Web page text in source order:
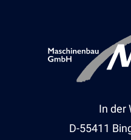
In der
D-55411